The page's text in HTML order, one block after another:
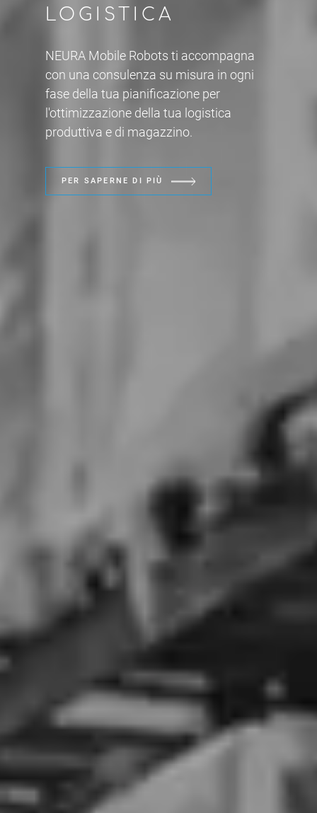
LOGISTICA
NEURA Mobile Robots ti accompagna
con una consulenza su misura in ogni
fase della tua pianificazione per
l'ottimizzazione della tua logistica
produttiva e di magazzino.
PER SAPERNE DI PIÙ